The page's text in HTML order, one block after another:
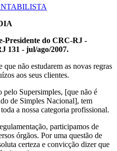
Presidente do CRC-RJ -
131 - jul/ago/2007.
não estudarem as novas regras
aos seus clientes.
pelo Supersimples, [que não é
de Simples Nacional], tem
a nossa categoria profissional.
participamos de
órgãos. Por uma questão de
certeza e convicção dizer que